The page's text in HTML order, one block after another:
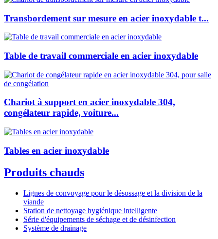
Transbordement sur mesure en acier inoxydable t...
Table de travail commerciale en acier inoxydable
Chariot à support en acier inoxydable 304,
congélateur rapide, voiture...
Tables en acier inoxydable
Produits chauds
Lignes de convoyage pour le désossage et la division de la
viande
Station de nettoyage hygiénique intelligente
Série d'équipements de séchage et de désinfection
Système de drainage